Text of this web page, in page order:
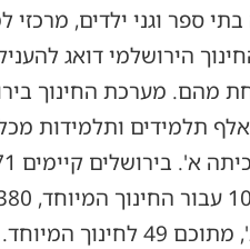
בתי ספר וגני ילדים,
הירושלמי דואג
לחינוך המיוחד.